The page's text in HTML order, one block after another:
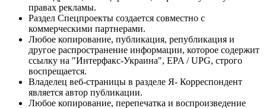
правах рекламы.
Раздел Спецпроекты создается совместно с
коммерческими партнерами.
Любое копирование, публикация, републикация и
другое распространение информации, которое содержит
ссылку на "Интерфакс-Украина", EPA / UPG, строго
воспрещается.
Владелец веб-страницы в разделе Я- Корреспондент
является автор публикации.
Любое копирование, перепечатка и воспроизведение